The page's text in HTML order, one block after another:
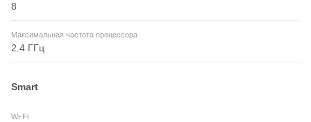
8
Максимальная частота процессора
2.4 ГГц
Smart
Wi-Fi